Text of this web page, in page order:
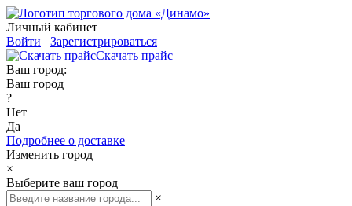
Личный кабинет
Войти
Зарегистрироваться
Скачать прайс
Ваш город:
Ваш город
?
Нет
Да
Подробнее о доставке
Изменить город
×
Выберите ваш город
×